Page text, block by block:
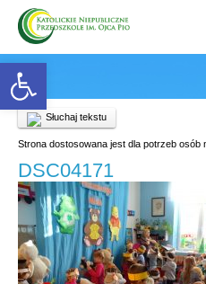
Open toolbar
Słuchaj tekstu
Strona dostosowana jest dla potrzeb osób
DSC04171